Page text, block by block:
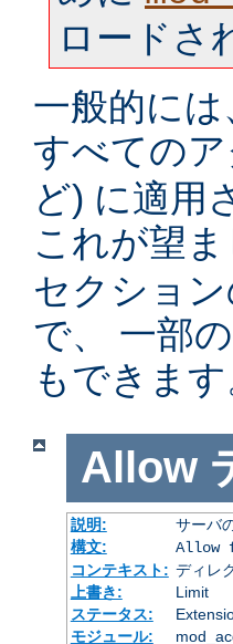
ロードさ
一般的に
すべての
ど) に適用
これが望
セクショ
で、 一部
もできます
Allow
説明:
サーバ
構文:
Allow
コンテキスト: ディレ
上書き:
Limit
ステータス:
モジュール: